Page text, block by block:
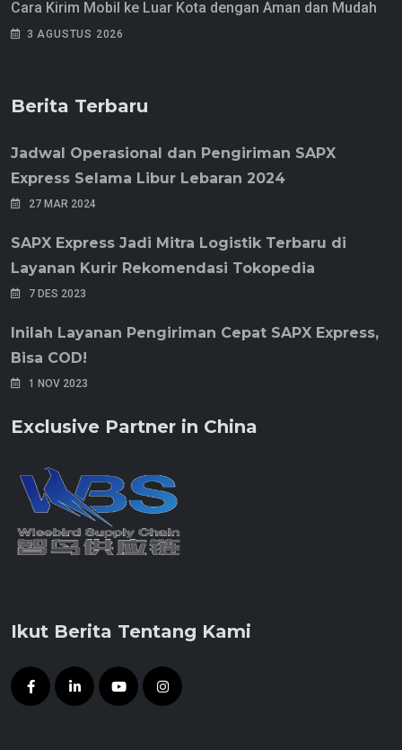
Cara Kirim Mobil ke Luar Kota dengan Aman dan Mudah
3 AGUSTUS 2026
Berita Terbaru
Jadwal Operasional dan Pengiriman SAPX
Express Selama Libur Lebaran 2024
27 MAR 2024
SAPX Express Jadi Mitra Logistik Terbaru di
Layanan Kurir Rekomendasi Tokopedia
7 DES 2023
Inilah Layanan Pengiriman Cepat SAPX Express,
Bisa COD!
1 NOV 2023
Exclusive Partner in China
Ikut Berita Tentang Kami